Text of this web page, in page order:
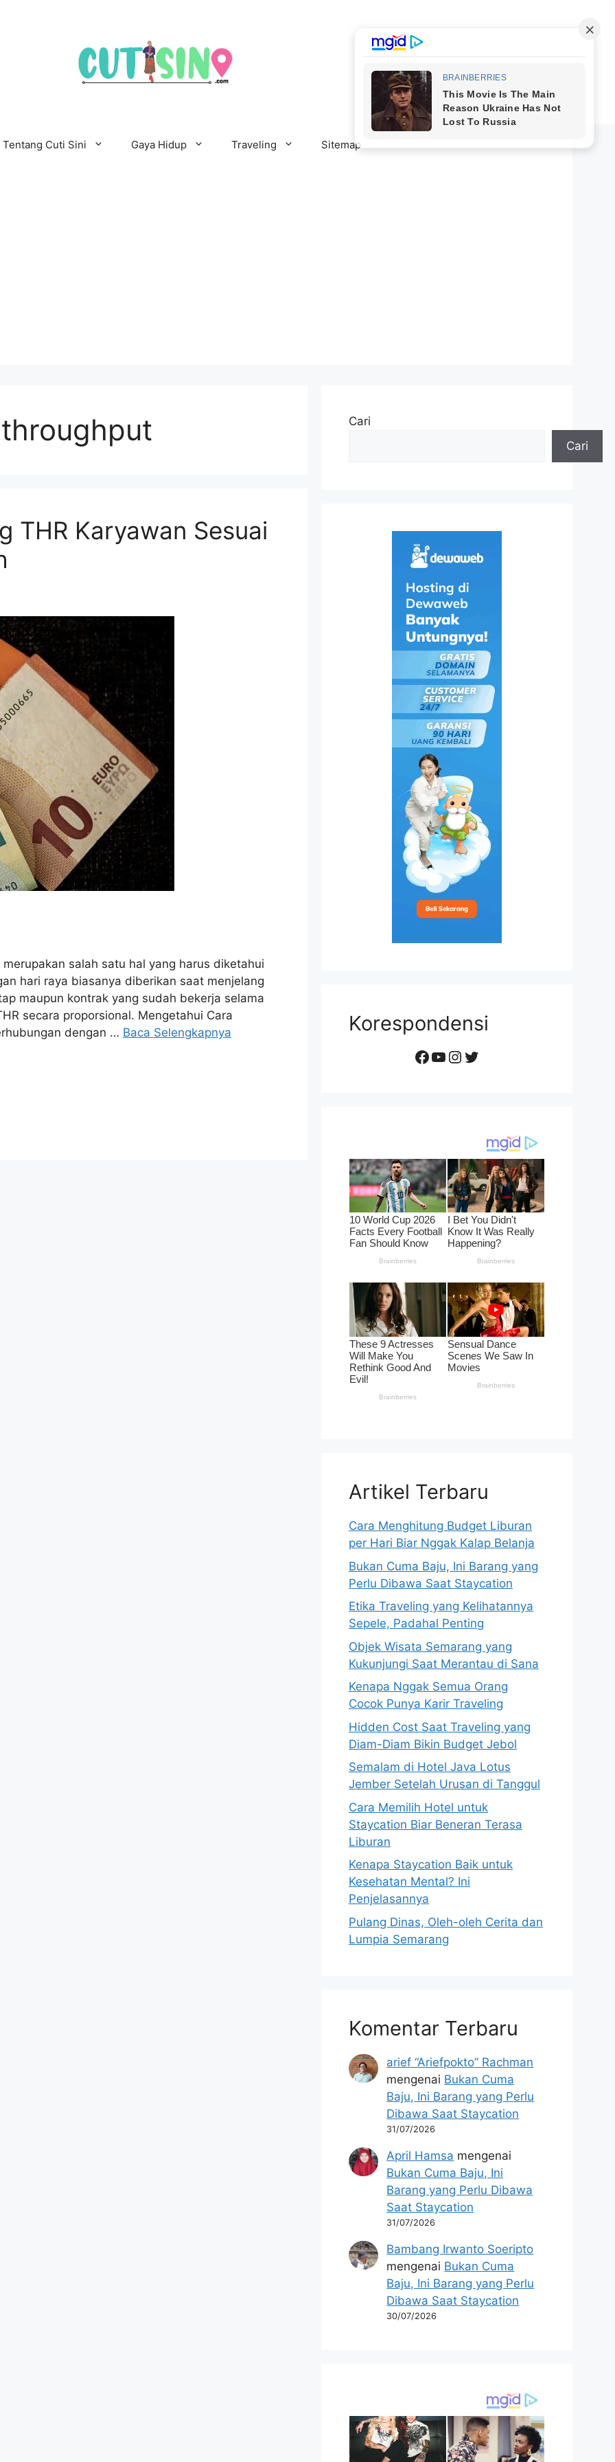
Tentang Cuti Sini Gaya Hidup Traveling Sitemap
THR Karyawan Sesuai
salah satu hal yang harus diketahui
hari raya biasanya diberikan saat menjelang
maupun kontrak yang sudah bekerja selama
secara proporsional. Mengetahui Cara
dengan … Baca Selengkapnya
Cari
Cari
Korespondensi
Facebook
YouTube
Instagram
Twitter
Artikel Terbaru
Cara Menghitung Budget Liburan
per Hari Biar Nggak Kalap Belanja
Bukan Cuma Baju, Ini Barang yang
Perlu Dibawa Saat Staycation
Etika Traveling yang Kelihatannya
Sepele, Padahal Penting
Objek Wisata Semarang yang
Kukunjungi Saat Merantau di Sana
Kenapa Nggak Semua Orang
Cocok Punya Karir Traveling
Hidden Cost Saat Traveling yang
Diam-Diam Bikin Budget Jebol
Semalam di Hotel Java Lotus
Jember Setelah Urusan di Tanggul
Cara Memilih Hotel untuk
Staycation Biar Beneran Terasa
Liburan
Kenapa Staycation Baik untuk
Kesehatan Mental? Ini
Penjelasannya
Pulang Dinas, Oleh-oleh Cerita dan
Lumpia Semarang
Komentar Terbaru
arief “Ariefpokto” Rachman
mengenai Bukan Cuma
Baju, Ini Barang yang Perlu
Dibawa Saat Staycation
31/07/2026
April Hamsa mengenai
Bukan Cuma Baju, Ini
Barang yang Perlu Dibawa
Saat Staycation
31/07/2026
Bambang Irwanto Soeripto
mengenai Bukan Cuma
Baju, Ini Barang yang Perlu
Dibawa Saat Staycation
30/07/2026